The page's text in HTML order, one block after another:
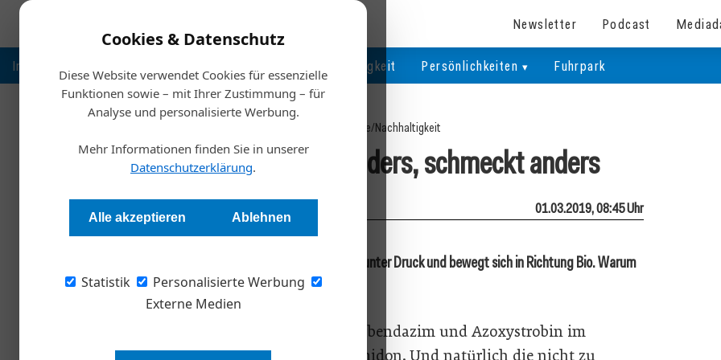
Cookies & Datenschutz
Diese Website verwendet Cookies für essenzielle
Funktionen sowie – mit Ihrer Zustimmung – für
Analyse und personalisierte Werbung.
Mehr Informationen finden Sie in unserer
Datenschutzerklärung.
Alle akzeptieren Ablehnen
Statistik
Personalisierte Werbung
Externe Medien
Newsletter Podcast
Inspiration Nachhaltigkeit Persönlichkeiten Fuhrpark
Startseite/Nachhaltigkeit
Bio-Wein: Riecht anders, schmeckt anders
Harald Koisser 01.03.2019, 08:45 Uhr
Das kulinarische Prestigeprodukt Wein kommt unter Druck und bewegt sich in Richtung Bio. Warum
Wein wieder ein Naturprodukt werden könnte.
„Man beachte die feine Note an Carbendazim und Azoxystrobin im
Abgang mit Anklängen von Procymidon. Und natürlich die nicht zu